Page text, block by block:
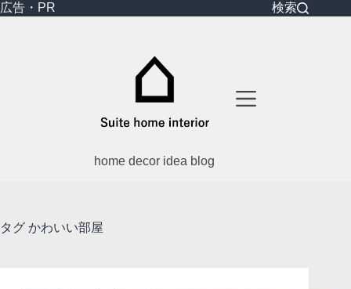
コ
広告・PR 検索
home decor idea blog
タグ かわいい部屋